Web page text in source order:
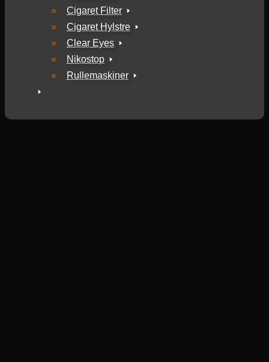
Cigaret Filter
Cigaret Hylstre
Clear Eyes
Nikostop
Rullemaskiner